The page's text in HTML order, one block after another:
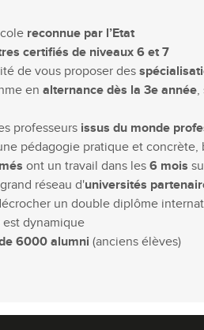
reconnue par l’Etat
certifiés de niveaux 6 et 7
de vous proposer des
enalternance dès la 3e année,
professeurs issus du monde
pédagogie pratique et concrète,
ont un travail dans les 6 mois
réseau d'universités
un double diplôme
est dynamique
6000 alumni (anciens élèves)